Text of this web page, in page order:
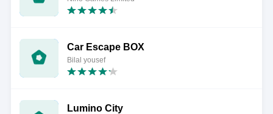
Car Escape BOX
Bilal yousef
Lumino City